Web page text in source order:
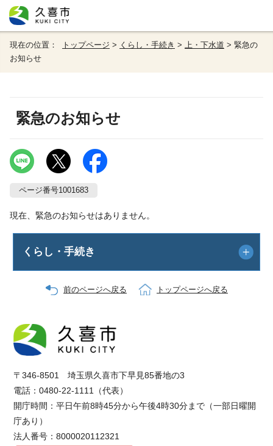
現在の位置： トップページ > くらし・手続き > 上・下水道 > 緊急の
お知らせ
緊急のお知らせ
ページ番号1001683
現在、緊急のお知らせはありません。
くらし・手続き
前のページへ戻る トップページへ戻る
〒346-8501 埼玉県久喜市下早見85番地の3
電話：0480-22-1111（代表）
開庁時間：平日午前8時45分から午後4時30分まで（一部日曜開
庁あり）
法人番号：8000020112321